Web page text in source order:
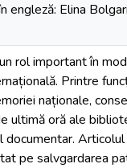
Elina
rol important în
Printre
naționale,
ultimă oră ale
pe salvgardarea